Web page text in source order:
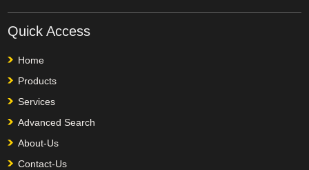
Quick Access
Home
Products
Services
Advanced Search
About-Us
Contact-Us